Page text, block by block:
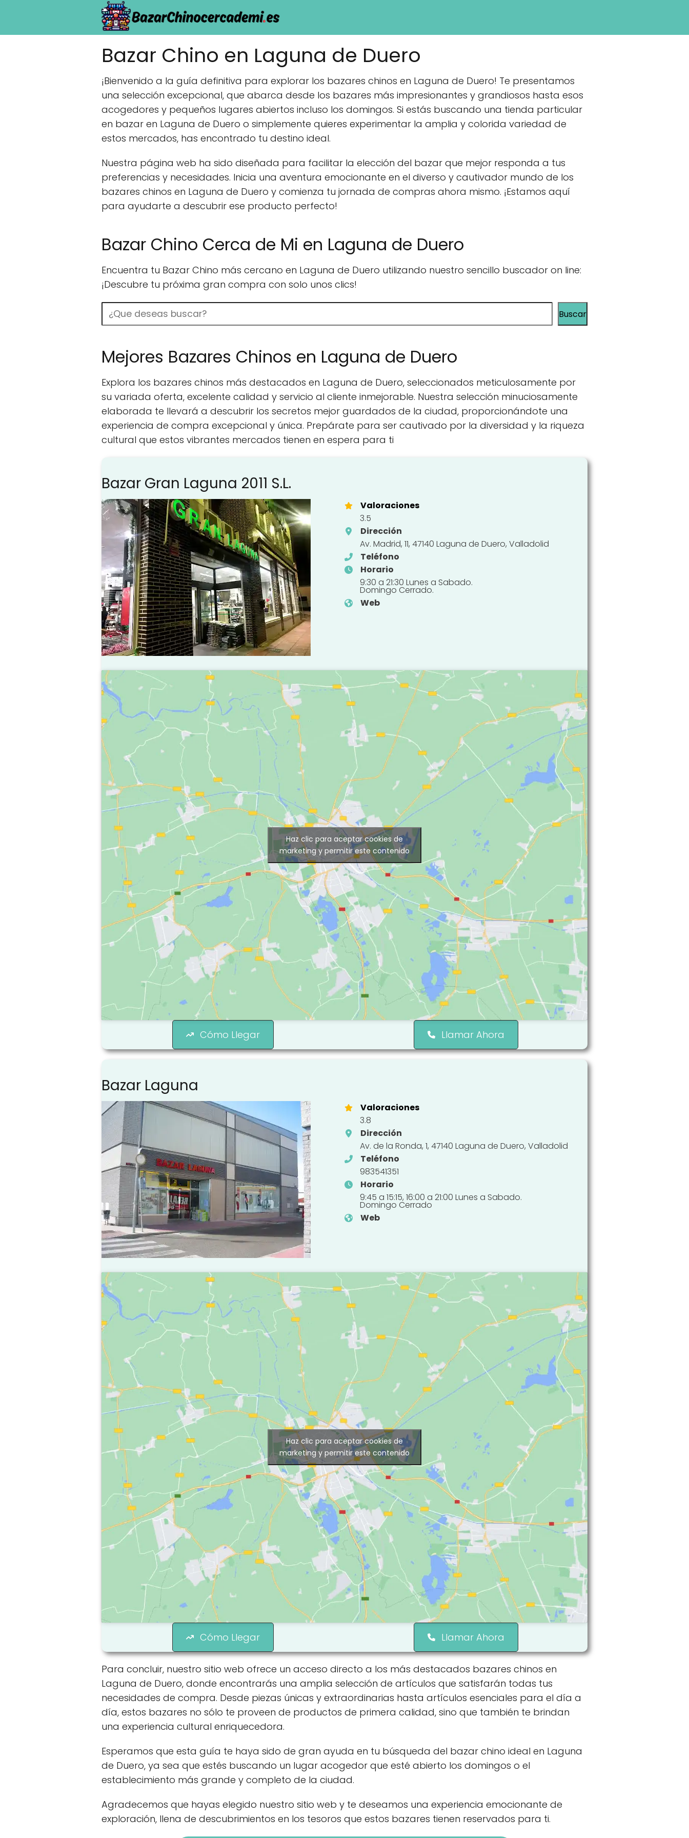
Bazar Chino en Laguna de Duero
¡Bienvenido a la guía definitiva para explorar los bazares chinos en Laguna de Duero! Te presentamos
una selección excepcional, que abarca desde los bazares más impresionantes y grandiosos hasta esos
acogedores y pequeños lugares abiertos incluso los domingos. Si estás buscando una tienda particular
en bazar en Laguna de Duero o simplemente quieres experimentar la amplia y colorida variedad de
estos mercados, has encontrado tu destino ideal.
Nuestra página web ha sido diseñada para facilitar la elección del bazar que mejor responda a tus
preferencias y necesidades. Inicia una aventura emocionante en el diverso y cautivador mundo de los
bazares chinos en Laguna de Duero y comienza tu jornada de compras ahora mismo. ¡Estamos aquí
para ayudarte a descubrir ese producto perfecto!
Bazar Chino Cerca de Mi en Laguna de Duero
Encuentra tu Bazar Chino más cercano en Laguna de Duero utilizando nuestro sencillo buscador on line:
¡Descubre tu próxima gran compra con solo unos clics!
Buscar Buscar
Mejores Bazares Chinos en Laguna de Duero
Explora los bazares chinos más destacados en Laguna de Duero, seleccionados meticulosamente por
su variada oferta, excelente calidad y servicio al cliente inmejorable. Nuestra selección minuciosamente
elaborada te llevará a descubrir los secretos mejor guardados de la ciudad, proporcionándote una
experiencia de compra excepcional y única. Prepárate para ser cautivado por la diversidad y la riqueza
cultural que estos vibrantes mercados tienen en espera para ti
Bazar Gran Laguna 2011 S.L.
Valoraciones
3.5
Dirección
Av. Madrid, 11, 47140 Laguna de Duero, Valladolid
Teléfono
Horario
9:30 a 21:30 Lunes a Sabado.
Domingo Cerrado.
Web
Haz clic para aceptar cookies de
marketing y permitir este contenido
Cómo Llegar Llamar Ahora
Bazar Laguna
Valoraciones
3.8
Dirección
Av. de la Ronda, 1, 47140 Laguna de Duero, Valladolid
Teléfono
983541351
Horario
9:45 a 15:15, 16:00 a 21:00 Lunes a Sabado.
Domingo Cerrado
Web
Haz clic para aceptar cookies de
marketing y permitir este contenido
Cómo Llegar Llamar Ahora
Para concluir, nuestro sitio web ofrece un acceso directo a los más destacados bazares chinos en
Laguna de Duero, donde encontrarás una amplia selección de artículos que satisfarán todas tus
necesidades de compra. Desde piezas únicas y extraordinarias hasta artículos esenciales para el día a
día, estos bazares no sólo te proveen de productos de primera calidad, sino que también te brindan
una experiencia cultural enriquecedora.
Esperamos que esta guía te haya sido de gran ayuda en tu búsqueda del bazar chino ideal en Laguna
de Duero, ya sea que estés buscando un lugar acogedor que esté abierto los domingos o el
establecimiento más grande y completo de la ciudad.
Agradecemos que hayas elegido nuestro sitio web y te deseamos una experiencia emocionante de
exploración, llena de descubrimientos en los tesoros que estos bazares tienen reservados para ti.